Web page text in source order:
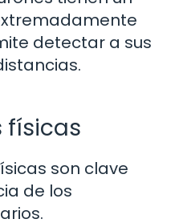
detectar a sus
físicas
son clave
de los